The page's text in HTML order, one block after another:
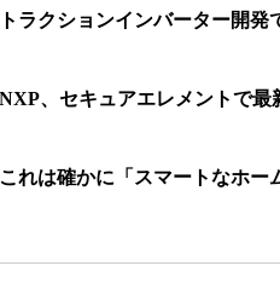
トラクションインバーター開
NXP、セキュアエレメントで最
これは確かに「スマートなホ